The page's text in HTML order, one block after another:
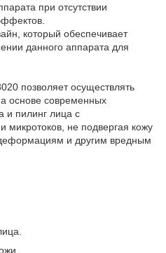
при отсутствии
который обеспечивает
данного аппарата для
позволяет осуществлять
основе современных
и пилинг лица с
микротоков, не подвергая кожу
и другим вредным